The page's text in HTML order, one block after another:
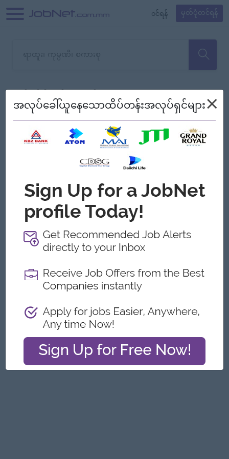
၀င်ရန် မှတ်ပုံတင်ရန်
သော အလုပ်မရှိသေးပါ။
စစ်ရန် စဉ်၍ကြည့်မည်
Myanmar
အလုပ်ခေါ်ယူနေသောထိပ်တန်းအလုပ်ရှင်များ×